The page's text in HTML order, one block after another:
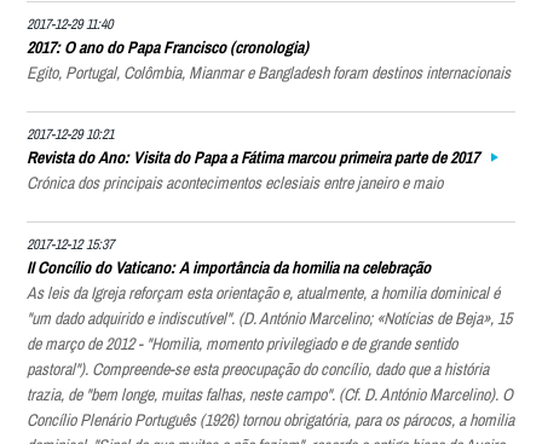
2017-12-29 11:40
2017: O ano do Papa Francisco (cronologia)
Egito, Portugal, Colômbia, Mianmar e Bangladesh foram destinos internacionais
2017-12-29 10:21
Revista do Ano: Visita do Papa a Fátima marcou primeira parte de 2017
Crónica dos principais acontecimentos eclesiais entre janeiro e maio
2017-12-12 15:37
II Concílio do Vaticano: A importância da homilia na celebração
As leis da Igreja reforçam esta orientação e, atualmente, a homilia dominical é
"um dado adquirido e indiscutível". (D. António Marcelino; «Notícias de Beja», 15
de março de 2012 - "Homilia, momento privilegiado e de grande sentido
pastoral"). Compreende-se esta preocupação do concílio, dado que a história
trazia, de "bem longe, muitas falhas, neste campo". (Cf. D. António Marcelino). O
Concílio Plenário Português (1926) tornou obrigatória, para os párocos, a homilia